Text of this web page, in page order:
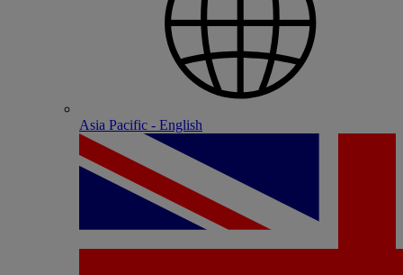
Asia Pacific - English